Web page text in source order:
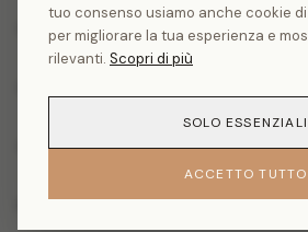
Quanto costa la spedizione?
Come faccio un reso?
Posso avere il rimborso in denaro?
tuo consenso usiamo anche cookie
per migliorare la tua esperienza e
rilevanti. Scopri di più
SOLO ESSENZIALI
ACCETTO TUTTO